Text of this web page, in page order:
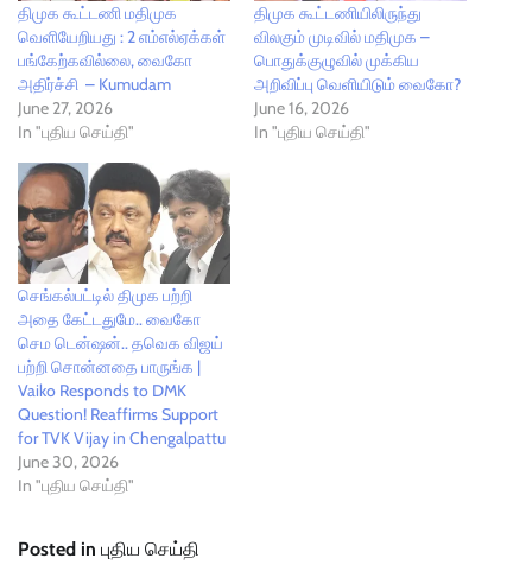
திமுக கூட்டணி மதிமுக
வெளியேறியது : 2 எம்எல்ஏக்கள்
பங்கேற்கவில்லை, வைகோ
அதிர்ச்சி – Kumudam
June 27, 2026
In "புதிய செய்தி"
திமுக கூட்டணியிலிருந்து
விலகும் முடிவில் மதிமுக –
பொதுக்குழுவில் முக்கிய
அறிவிப்பு வெளியிடும் வைகோ?
June 16, 2026
In "புதிய செய்தி"
செங்கல்பட்டில் திமுக பற்றி
அதை கேட்டதுமே.. வைகோ
செம டென்ஷன்.. தவெக விஜய்
பற்றி சொன்னதை பாருங்க |
Vaiko Responds to DMK
Question! Reaffirms Support
for TVK Vijay in Chengalpattu
June 30, 2026
In "புதிய செய்தி"
Posted in புதிய செய்தி